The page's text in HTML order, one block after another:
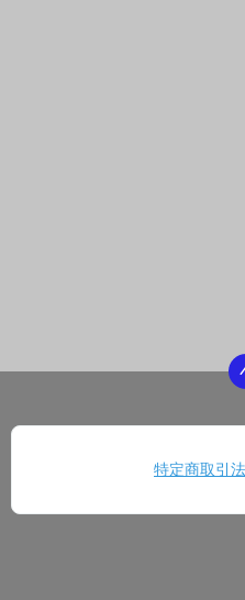
特定商取引